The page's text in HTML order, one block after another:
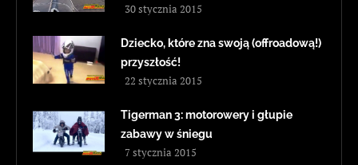
30 stycznia 2015
Dziecko, które zna swoją (offroadową!)
przyszłość!
22 stycznia 2015
Tigerman 3: motorowery i głupie
zabawy w śniegu
7 stycznia 2015